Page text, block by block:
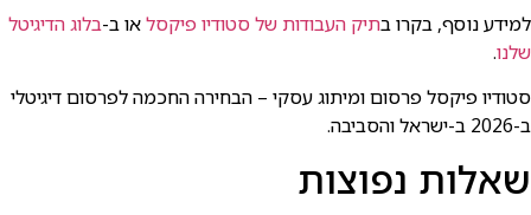
למידע נוסף, בקרו בתיק העבודות של סטודיו פיקסלאו ב-בלוג הדיגיטל
שלנו.
סטודיו פיקסל פרסום ומיתוג עסקי – הבחירה החכמה לפרסום דיגיטלי
ב-2026 ב-ישראל והסביבה.
שאלות נפוצות